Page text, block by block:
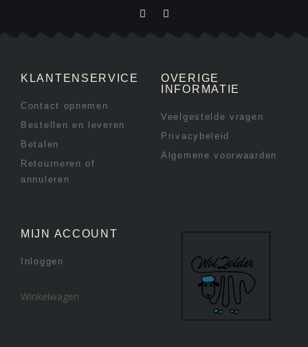
KLANTENSERVICE
Contact opnemen
Bestellen en leveren
Betalen
Retourneren of
annuleren
OVERIGE
INFORMATIE
Veelgestelde vragen
Privacybeleid
Algemene voorwaarden
MIJN ACCOUNT
Inloggen
Winkelwagen